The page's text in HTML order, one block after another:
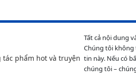
phẩm hot và truyện
Tất cả nội dung
Chúng tôi
tin này. Nếu có
chúng tôi –